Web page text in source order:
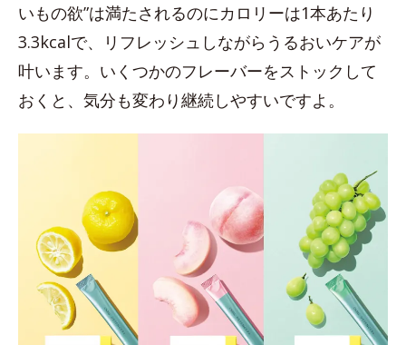
いもの欲”は満たされるのにカロリーは1本あたり
3.3kcalで、リフレッシュしながらうるおいケアが
叶います。いくつかのフレーバーをストックして
おくと、気分も変わり継続しやすいですよ。